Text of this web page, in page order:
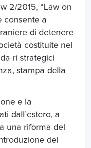
2/2015, “Law on
consente a
di detenere
costituite nel
ri strategici
stampa della
e la
dall’estero, a
una riforma del
del